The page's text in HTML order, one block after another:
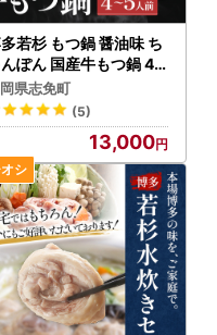
までに間に合わなかっ
ますのでご注意くださ
若杉 もつ鍋 醤油味 ち
ぽん 国産牛もつ鍋 4
人前
県志免町
(5)
13,000